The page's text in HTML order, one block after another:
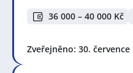
36 000 – 40 000 Kč
Zveřejněno: 30. července